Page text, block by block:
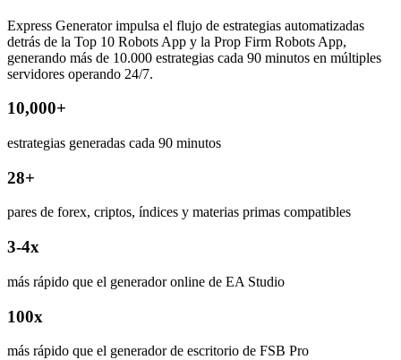
Express Generator impulsa el flujo de estrategias automatizadas
detrás de la Top 10 Robots App y la Prop Firm Robots App,
generando más de 10.000 estrategias cada 90 minutos en múltiples
servidores operando 24/7.
10,000+
estrategias generadas cada 90 minutos
28+
pares de forex, criptos, índices y materias primas compatibles
3-4x
más rápido que el generador online de EA Studio
100x
más rápido que el generador de escritorio de FSB Pro